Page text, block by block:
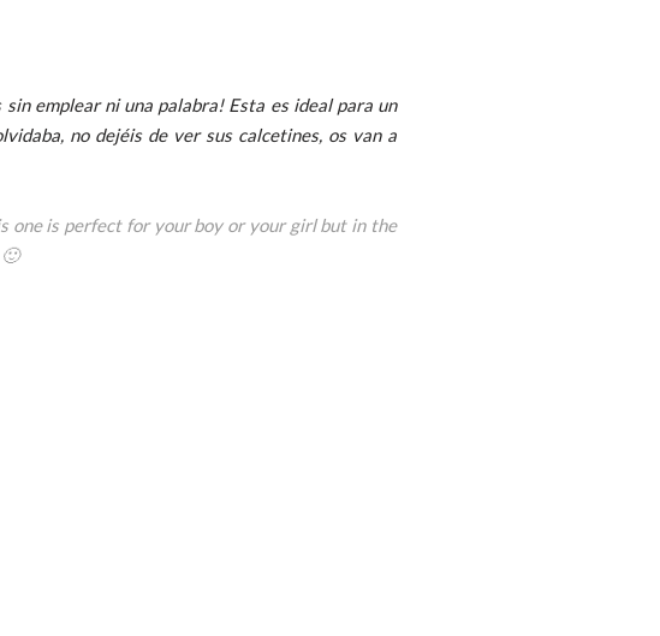
emplear ni una palabra! Esta es ideal para un
no dejéis de ver sus calcetines, os van a
one is perfect for your boy or your girl but in the